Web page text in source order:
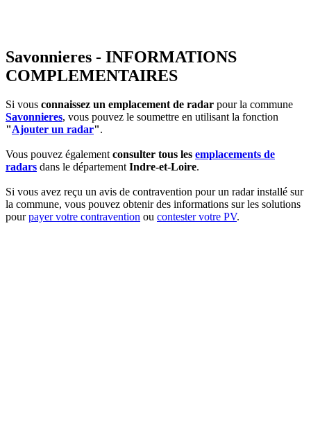
Savonnieres - INFORMATIONS
COMPLEMENTAIRES
Si vous connaissez un emplacement de radar pour la commune
Savonnieres, vous pouvez le soumettre en utilisant la fonction
"Ajouter un radar".
Vous pouvez égalementconsulter tous les emplacements de
radars dans le départementIndre-et-Loire.
Si vous avez reçu un avis de contravention pour un radar installé sur
la commune, vous pouvez obtenir des informations sur les solutions
pourpayer votre contravention ou contester votre PV.